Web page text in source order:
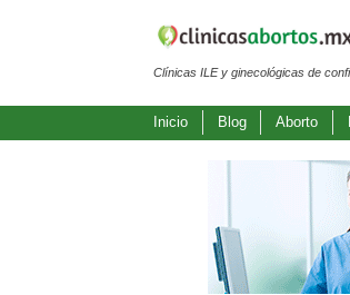
Clínicas ILE y ginecológicas de
Inicio Blog Aborto